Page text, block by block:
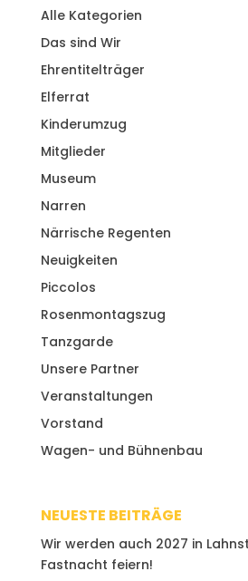
Alle Kategorien
Das sind Wir
Ehrentitelträger
Elferrat
Kinderumzug
Mitglieder
Museum
Narren
Närrische Regenten
Neuigkeiten
Piccolos
Rosenmontagszug
Tanzgarde
Unsere Partner
Veranstaltungen
Vorstand
Wagen- und Bühnenbau
NEUESTE BEITRÄGE
Wir werden auch 2027 in
Fastnacht feiern!